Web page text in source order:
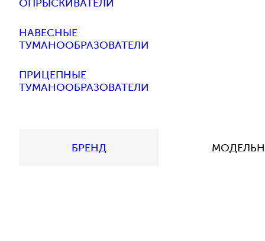
ОПРЫСКИВАТЕЛИ
НАВЕСНЫЕ
ТУМАНООБРАЗОВАТЕЛИ
ПРИЦЕПНЫЕ
ТУМАНООБРАЗОВАТЕЛИ
БРЕНД